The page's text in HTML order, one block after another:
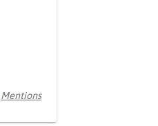
Mentions